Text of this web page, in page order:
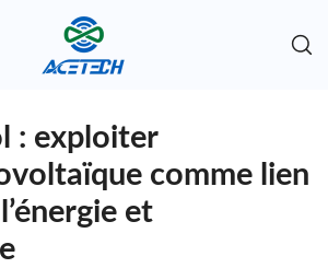
: exploiter
comme lien
et